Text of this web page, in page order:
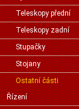
Teleskopy přední
Teleskopy zadní
Stupačky
Stojany
Ostatní části
Řízení